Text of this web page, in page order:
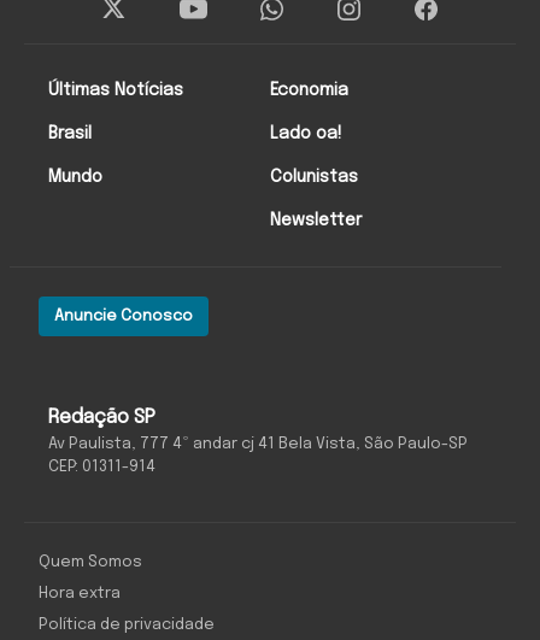
Redação SP
Av Paulista, 777 4º andar cj 41 Bela Vista, São Paulo-SP
CEP: 01311-914
Anuncie Conosco
Últimas Notícias
Brasil
Mundo
Economia
Lado oa!
Colunistas
Newsletter
Quem Somos
Hora extra
Política de privacidade